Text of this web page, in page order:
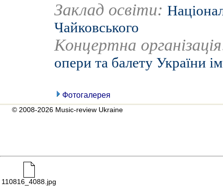
Заклад освіти:
Чайковського
Концертна
опери та балету України
Фотогалерея
© 2008-2026 Music-review Ukraine
110816_4088.jpg